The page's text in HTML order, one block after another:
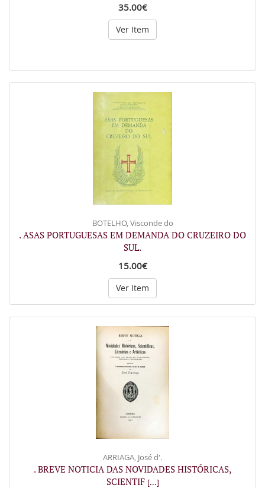
35.00€
Ver Item
BOTELHO, Visconde do
. ASAS PORTUGUESAS EM DEMANDA DO CRUZEIRO DO
SUL.
15.00€
Ver Item
ARRIAGA, José d'.
. BREVE NOTICIA DAS NOVIDADES HISTÓRICAS,
SCIENTIF [...]